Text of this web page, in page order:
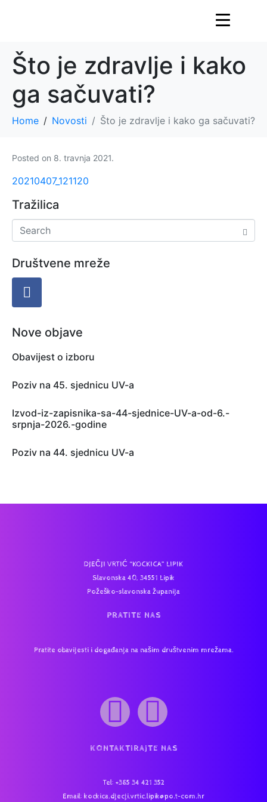
Što je zdravlje i kako
ga sačuvati?
Home Novosti Što je zdravlje i kako ga sačuvati?
Posted on 8. travnja 2021.
20210407_121120
Tražilica
Društvene mreže
Nove objave
Obavijest o izboru
Poziv na 45. sjednicu UV-a
Izvod-iz-zapisnika-sa-44-sjednice-UV-a-od-6.-
srpnja-2026.-godine
Poziv na 44. sjednicu UV-a
DJEČJI VRTIĆ “KOCKICA” LIPIK
Slavonska 40, 34551 Lipik
Požeško-slavonska županija
PRATITE NAS
Pratite obavijesti i događanja na našim društvenim mrežama.
KONTAKTIRAJTE NAS
Tel: +385 34 421 352
Email: kockica.djecji.vrtic.lipik@po.t-com.hr